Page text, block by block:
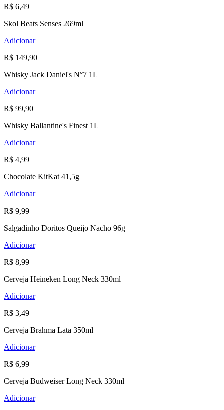
R$ 6,49
Skol Beats Senses 269ml
Adicionar
R$ 149,90
Whisky Jack Daniel's N°7 1L
Adicionar
R$ 99,90
Whisky Ballantine's Finest 1L
Adicionar
R$ 4,99
Chocolate KitKat 41,5g
Adicionar
R$ 9,99
Salgadinho Doritos Queijo Nacho 96g
Adicionar
R$ 8,99
Cerveja Heineken Long Neck 330ml
Adicionar
R$ 3,49
Cerveja Brahma Lata 350ml
Adicionar
R$ 6,99
Cerveja Budweiser Long Neck 330ml
Adicionar